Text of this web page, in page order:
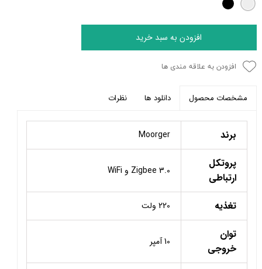
افزودن به سبد خرید
افزودن به علاقه مندی ها
مشخصات محصول دانلود ها نظرات
برند Moorger
پروتکل
ارتباطی
Zigbee 3.0 و WiFi
تغذیه 220 ولت
توان
خروجی
10 آمپر